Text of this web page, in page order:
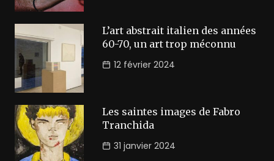
L’art abstrait italien des années
60-70, un art trop méconnu
12 février 2024
Les saintes images de Fabro
Tranchida
31 janvier 2024